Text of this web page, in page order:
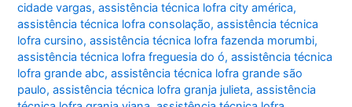
cidade vargas,assistência técnica lofra city américa,
assistência técnica lofra consolação,assistência técnica
lofra cursino,assistência técnica lofra fazenda morumbi,
assistência técnica lofra freguesia do ó,assistência técnica
lofra grande abc,assistência técnica lofra grande são
paulo,assistência técnica lofra granja julieta,assistência